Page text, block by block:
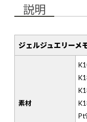
説明
ジェルジュエリーメ
素材